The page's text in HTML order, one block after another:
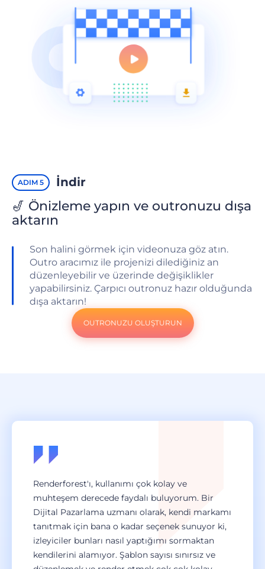
ADIM 5 İndir
🎷 Önizleme yapın ve outronuzu dışa
aktarın
Son halini görmek için videonuza göz atın.
Outro aracımız ile projenizi dilediğiniz an
düzenleyebilir ve üzerinde değişiklikler
yapabilirsiniz. Çarpıcı outronuz hazır olduğunda
dışa aktarın!
OUTRONUZU OLUŞTURUN
Renderforest'ı, kullanımı çok kolay ve
muhteşem derecede faydalı buluyorum. Bir
Dijital Pazarlama uzmanı olarak, kendi markamı
tanıtmak için bana o kadar seçenek sunuyor ki,
izleyiciler bunları nasıl yaptığımı sormaktan
kendilerini alamıyor. Şablon sayısı sınırsız ve